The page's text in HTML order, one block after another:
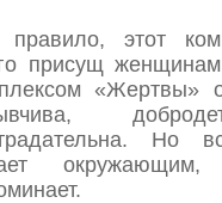
правило, этот
присущ
«Жертвы»
Но